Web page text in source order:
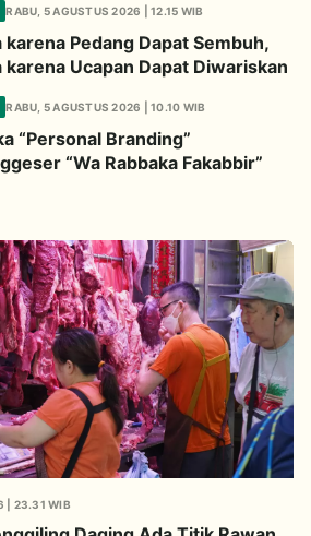
RABU, 5 AGUSTUS 2026 | 12.15 WIB
karena Pedang Dapat Sembuh,
karena Ucapan Dapat Diwariskan
RABU, 5 AGUSTUS 2026 | 10.10 WIB
“Personal Branding”
“Wa Rabbaka Fakabbir”
| 23.31 WIB